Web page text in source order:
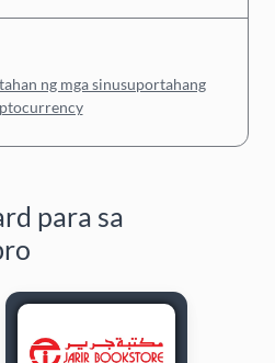
ng mga sinusuportahang
para sa